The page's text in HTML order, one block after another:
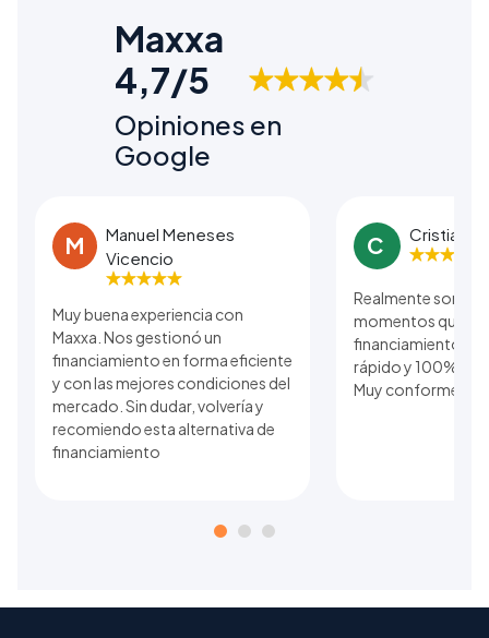
Maxxa
4,7/5
Opiniones en
Google
M
Manuel Meneses
Vicencio
Muy buena experiencia con
Maxxa. Nos gestionó un
financiamiento en forma eficiente
y con las mejores condiciones del
mercado. Sin dudar, volvería y
recomiendo esta alternativa de
financiamiento
C Cristian
Realmente son
momentos que se
financiamiento. El
rápido y 100%
Muy conforme